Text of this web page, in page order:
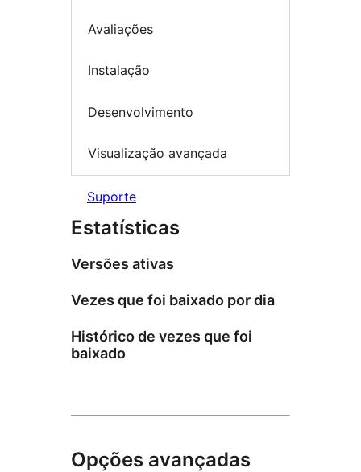
Avaliações
Instalação
Desenvolvimento
Visualização avançada
Suporte
Estatísticas
Versões ativas
Vezes que foi baixado por dia
Histórico de vezes que foi
baixado
Opções avançadas